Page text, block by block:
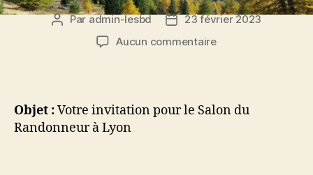
Auteur
Par admin-lesbd
Date23 février 2023
Aucun commentairesur
Lyon
Objet :Votre invitation pour le Salon du
Randonneur à Lyon